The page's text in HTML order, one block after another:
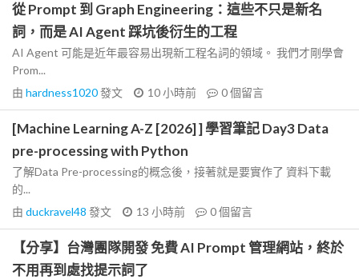
從 Prompt 到 Graph Engineering：這些不只是新名
詞，而是 AI Agent 踩坑後衍生的工程
AI Agent 可能是近年最容易出現新工程名詞的領域。 我們才剛學會
Prom...
由 hardness1020發文 10 小時前 0個留言
[Machine Learning A-Z [2026] ] 學習筆記 Day3 Data
pre-processing with Python
了解Data Pre-processing的概念後，接著就是要實作了 資料下載
的...
由 duckravel48 發文 13 小時前 0個留言
【分享】台灣團隊開發 免費 AI Prompt 管理網站，終於
不用再到處找提示詞了